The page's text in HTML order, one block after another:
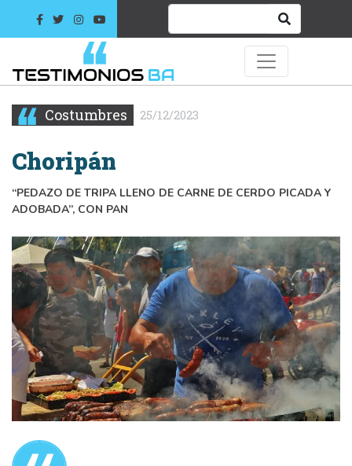
Costumbres 25/12/2023
Choripán
“PEDAZO DE TRIPA LLENO DE CARNE DE CERDO PICADA Y
ADOBADA”, CON PAN